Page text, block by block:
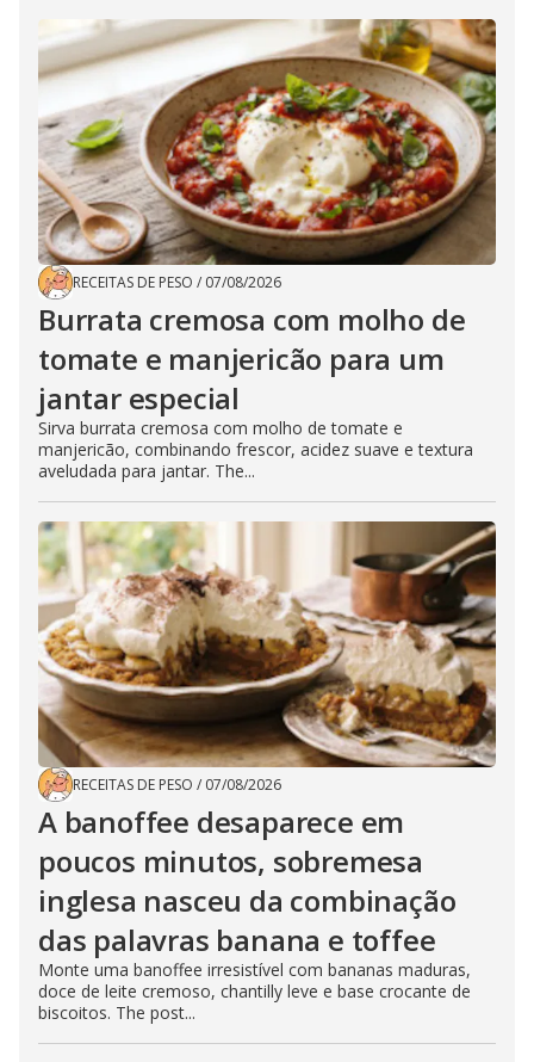
RECEITAS DE PESO / 07/08/2026
Burrata cremosa com molho de
tomate e manjericão para um
jantar especial
Sirva burrata cremosa com molho de tomate e
manjericão, combinando frescor, acidez suave e textura
aveludada para jantar. The...
RECEITAS DE PESO / 07/08/2026
A banoffee desaparece em
poucos minutos, sobremesa
inglesa nasceu da combinação
das palavras banana e toffee
Monte uma banoffee irresistível com bananas maduras,
doce de leite cremoso, chantilly leve e base crocante de
biscoitos. The post...